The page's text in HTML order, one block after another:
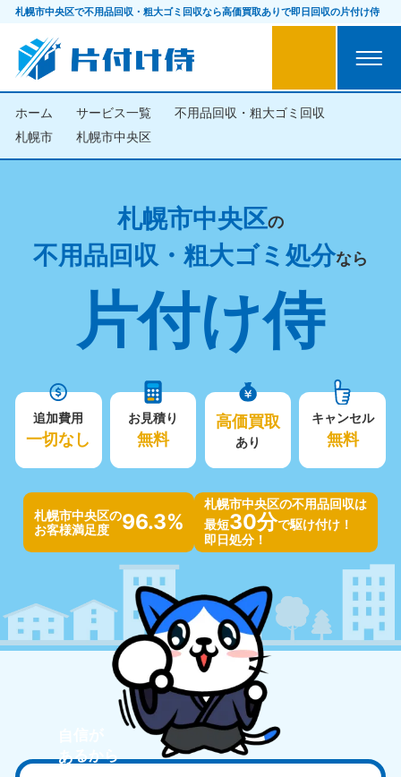
札幌市中央区で不用品回収・粗大ゴミ回収なら高価買取ありで即日回収の片付け侍
ホーム サービス一覧
不用品回収・粗大ゴミ回収
札幌市
札幌市中央区
札幌市中央区の
不用品回収・粗大ゴミ処分なら
片付け侍
追加費用
一切なし
お見積り
無料
高価買取
あり
キャンセル
無料
札幌市中央区の
お客様満足度
96.3%
札幌市中央区の不用品回収は
最短30分で駆け付け！
即日処分！
あるから